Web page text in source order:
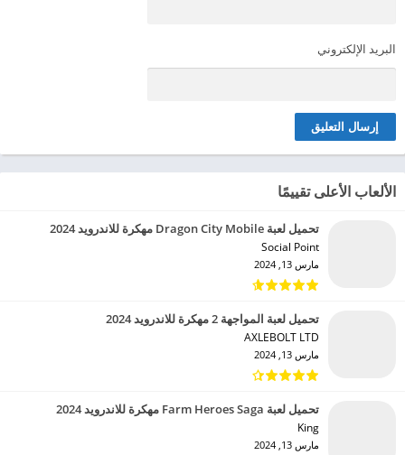
البريد الإلكتروني
الألعاب الأعلى تقييمًا
تحميل لعبة Dragon City Mobile مهكرة للاندرويد 2024
Social Point‏
مارس 13, 2024
تحميل لعبة المواجهة 2 مهكرة للاندرويد 2024
AXLEBOLT LTD‏
مارس 13, 2024
تحميل لعبة Farm Heroes Saga مهكرة للاندرويد 2024
King‏
مارس 13, 2024